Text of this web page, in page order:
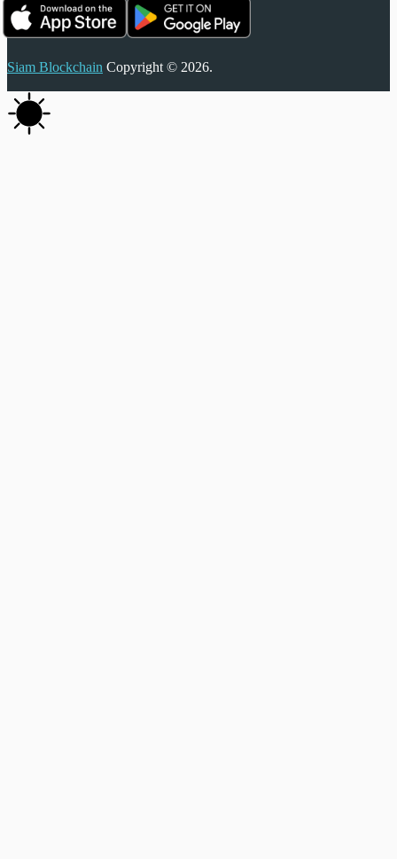
Siam Blockchain Copyright © 2026.